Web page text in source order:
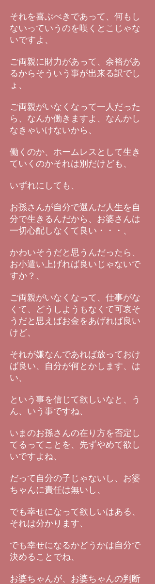
それを喜ぶべきであって、何もし
ないっていうのを嘆くとこじゃな
いですよ、
ご両親に財力があって、余裕があ
るからそういう事が出来る訳でし
ょ、
ご両親がいなくなって一人だった
ら、なんか働きますよ、なんかし
なきゃいけないから、
働くのか、ホームレスとして生き
ていくのかそれは別だけども、
いずれにしても、
お孫さんが自分で選んだ人生を自
分で生きるんだから、お婆さんは
一切心配しなくて良い・・・、
かわいそうだと思うんだったら、
お小遣い上げれば良いじゃないで
すか？、
ご両親がいなくなって、仕事がな
くて、どうしようもなくて可哀そ
うだと思えばお金をあげれば良い
けど、
それが嫌なんであれば放っておけ
ば良い、自分が何とかします、は
い、
という事を信じて欲しいなと、う
ん、いう事ですね、
いまのお孫さんの在り方を否定し
てるってことを、先ずやめて欲し
いですよね、
だって自分の子じゃないし、お婆
ちゃんに責任は無いし、
でも幸せになって欲しいはある、
それは分かります、
でも幸せになるかどうかは自分で
決めることでね、
お婆ちゃんが、お婆ちゃんの判断